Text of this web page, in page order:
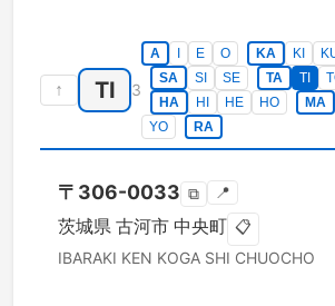
↑ TI 3
A E O KA KI
SA
SI SE TA TI
HA
HI HE HO MA
YO
RA
〒 306-0033 ⧉ 📍
茨城県 古河市 中央町 📋
IBARAKI KEN KOGA SHI CHUOCHO